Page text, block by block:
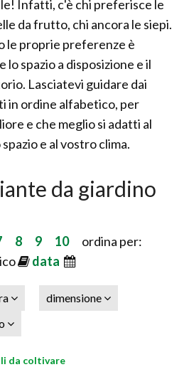
Infatti, c'è chi preferisce le
da frutto, chi ancora le siepi.
le proprie preferenze è
spazio a disposizione e il
Lasciatevi guidare dai
in ordine alfabetico, per
e che meglio si adatti al
e al vostro clima.
da giardino
8 9 10ordina per:
data
dimensione
da coltivare